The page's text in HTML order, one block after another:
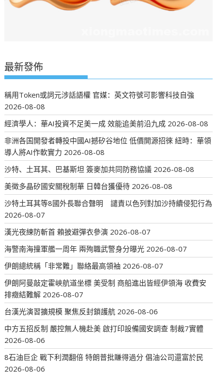
最新發佈
稱用Token或詞元涉話語權 官媒：英文符號可影響科技自強
2026-08-08
經濟學人：華AI投資不足美一成 效能追美前沿九成 2026-08-08
非洲各国開發者轉投中國AI撼矽谷地位 低價開源招徠 紐時：華領
導人將AI作軟實力 2026-08-08
沙特、土耳其、巴基斯坦 簽麥加共同防務協議 2026-08-08
美徵多晶矽國安關稅制華 日韓台獲優待 2026-08-08
沙特土耳其等8國外長聯合聲明 譴責以色列對加沙持續侵犯行為
2026-08-07
漢光夜練防斬首 賴披避彈衣參演 2026-08-07
海警南海撞軍艦一周年 兩殉職武警身分曝光 2026-08-07
伊朗總統稱「非常難」聯絡最高領袖 2026-08-07
伊朗阿曼敲定霍峽航道坐標 美受制 商船進出皆經伊領海 收費安
排癥結難解 2026-08-07
台漢光演習擴規模 聚焦反封鎖護航 2026-08-06
中方五招反制 嚴控無人機赴美 啟打印設備國安調查 制裁7實體
2026-08-06
8石油巨企 戰下利潤翻倍 特朗普批賺得過分 倡油公司還富於民
2026-08-06